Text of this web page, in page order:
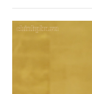
trưởng khá.
thủy sản đều